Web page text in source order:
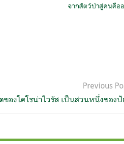
จากสัตว์ป่าสู่คนคืออ
Previous
ของโคโรน่าไวรัส เป็นส่วนหนึ่งขอ